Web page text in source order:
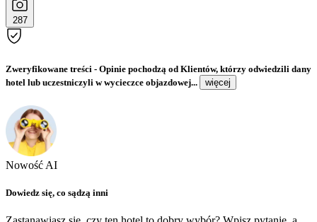
287
Zweryfikowane treści - Opinie pochodzą od Klientów, którzy odwiedzili dany
hotel lub uczestniczyli w wycieczce objazdowej...
więcej
Nowość AI
Dowiedz się, co sądzą inni